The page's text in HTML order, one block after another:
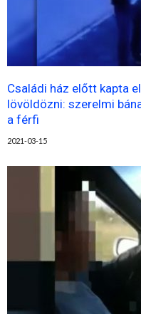
Családi ház előtt kapta
lövöldözni: szerelmi
a férfi
2021-03-15